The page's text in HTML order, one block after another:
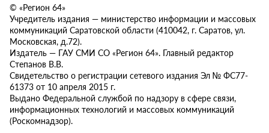
© «Регион 64»
Учредитель издания — министерство информации и массовых
коммуникаций Саратовской области (410042, г. Саратов, ул.
Московская, д.72).
Издатель — ГАУ СМИ СО «Регион 64». Главный редактор
Степанов В.В.
Свидетельство о регистрации сетевого издания Эл № ФС77-
61373 от 10 апреля 2015 г.
Выдано Федеральной службой по надзору в сфере связи,
информационных технологий и массовых коммуникаций
(Роскомнадзор).